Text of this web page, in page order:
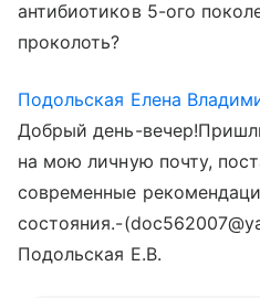
антибиотиков 5-ого
проколоть?
Подольская Елена
Добрый день-
на мою личную почту,
современные
состояния.-
Подольская Е.В.